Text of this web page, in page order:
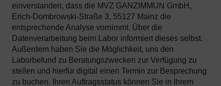
einverstanden, dass die MVZ GANZIMMUN GmbH,
Erich-Dombrowski-Straße 3, 55127 Mainz die
entsprechende Analyse vornimmt. Über die
Datenverarbeitung beim Labor informiert dieses selbst.
Außerdem haben Sie die Möglichkeit, uns den
Laborbefund zu Beratungszwecken zur Verfügung zu
stellen und hierfür digital einen Termin zur Besprechung
zu buchen. Ihren Auftragsstatus können Sie in Ihrem